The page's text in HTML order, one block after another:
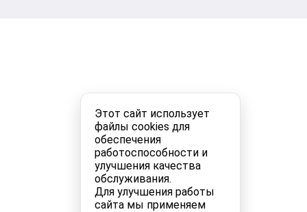
Этот сайт использует
файлы cookies для
обеспечения
работоспособности и
улучшения качества
обслуживания.
Для улучшения работы
сайта мы применяем